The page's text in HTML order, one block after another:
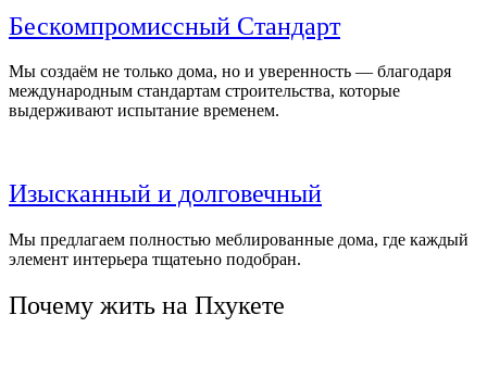
Бескомпромиссный Стандарт
Мы создаём не только дома, но и уверенность — благодаря
международным стандартам строительства, которые
выдерживают испытание временем.
Изысканный и долговечный
Мы предлагаем полностью меблированные дома, где каждый
элемент интерьера тщатеьно подобран.
Почему жить на Пхукете